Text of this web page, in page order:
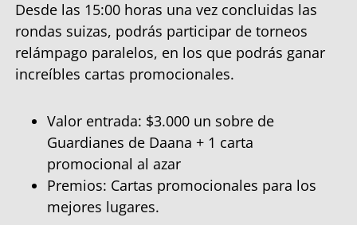
Desde las 15:00 horas una vez concluidas las
rondas suizas, podrás participar de torneos
relámpago paralelos, en los que podrás ganar
increíbles cartas promocionales.
Valor entrada: $3.000 un sobre de
Guardianes de Daana + 1 carta
promocional al azar
Premios: Cartas promocionales para los
mejores lugares.